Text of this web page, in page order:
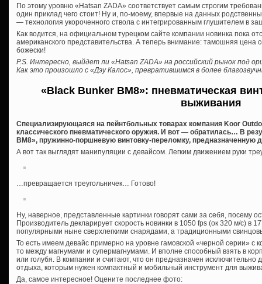
По этому уровню «Hatsan ZADA» соответствует самым строгим
один приклад чего стоит! Ну и, по-моему, впервые на данных
— технология укороченного ствола с интегрированным глушителем в
Как водится, на официальном турецком сайте компании новинка пока
американского представительства. А теперь внимание: тамошняя цена
божески!
P.S. Интересно, выйдет ли «Hatsan ZADA» на российский рынок под
Как это произошло с «Дэу Калос», превратившимся в более
«Black Bunker BM8»: пневматическая
выживания
Специализирующаяся на пейнтбольных товарах компания Koor
классического пневматического оружия. И вот — обратилась… В
BM8», пружинно-поршневую винтовку-переломку, предназначенную
А вот так выглядят манипуляции с девайсом. Легким движением руки
…превращается треугольничек… Готово!
Ну, наверное, представленные картинки говорят сами за себя, посему
Производитель декларирует скорость новинки в 1050 fps (ок 320 м/с) в
популярными ныне сверхлегкими снарядами, а традиционными
То есть имеем девайс примерно на уровне гамовской «черной серии» с
то между магнумами и супермагнумами. И вполне способный взять в
или голубя. В компании и считают, что он предназначен исключительно
отдыха, которым нужен компактный и мобильный инструмент для
Да, самое интересное! Оцените последнее фото: